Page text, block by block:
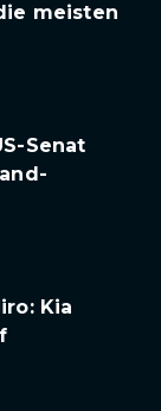
meisten
Senat
Kia